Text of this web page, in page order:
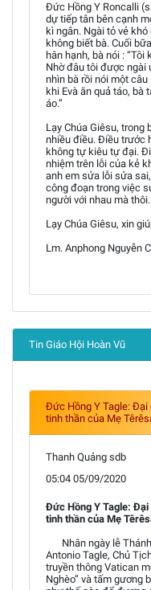
Đức Hồng Y Roncalli
dự tiếp tân bên cạnh
kì ngắn. Ngài tỏ vẻ
không biết bà. Cuối
hân hạnh, bà nói :
Nhờ đâu tôi được ngài
nhìn bà rồi nói một câu
khi Evà ăn quả táo, bà
áo.”
Lạy Chúa Giêsu, trong
nhiều điều. Điều trước
không tự kiêu tự đại.
nhiệm trên lỗi của kẻ
anh em sửa lỗi sửa
công đoạn trong việc
người với nhau mà thôi.
Lạy Chúa Giêsu, xin
Lm. Anphong Nguyễn
Tin Giáo Hội Hoàn Vũ
Đức Hồng Y Tagle:
tinh thần của Mẹ
Thanh Quảng sdb
05:04 05/09/2020
Đức Hồng Y Tagle:
tinh thần của Mẹ
Nhân ngày lễ
Antonio Tagle, Chủ
truyền thông Vatican
Nghèo” và tấm gương